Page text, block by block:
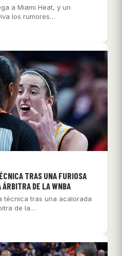
a Miami Heat, y un
los rumores…
TRAS UNA FURIOSA
DE LA WNBA
técnica tras una acalorada
de la…